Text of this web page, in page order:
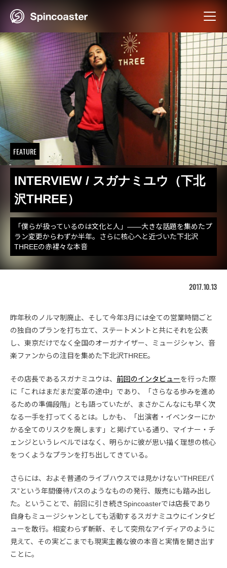
FEATURE
INTERVIEW / スガナミユウ（下北
沢THREE）
「僕らが扱っているのは文化と人」――大きな話題を集めたプ
ラン変更からわずか半年。さらに核心へと近づいた下北沢
THREEの赤裸々な本音
2017.10.13
昨年秋のノルマ制廃止、そして今年3月には全ての営業時間ごと
の独自のプランを打ち立て、ステートメントと共にそれを公表
し、東京だけでなく全国のオーガナイザー、ミュージシャン、音
楽ファンからの注目を集めた下北沢THREE。
その店長であるスガナミユウは、 前回のインタビューを行った際
に「これはまだまだ変革の途中」であり、「さらなる歩みを進め
るための準備段階」とも語っていたが、まさかこんなにも早く次
なる一手を打ってくるとは。しかも、「出演者・イベンターにか
かる全てのリスクを廃します」と掲げている通り、マイナー・チ
ェンジというレベルではなく、明らかに彼が思い描く理想の核心
をつくようなプランを打ち出してきている。
さらには、およそ普通のライブハウスでは見かけない”THREEパ
ス”という年間優待パスのようなものの発行、販売にも踏み出し
た。ということで、前回に引き続きSpincoasterでは店長であり
自身もミュージシャンとしても活動するスガナミユウにインタビ
ューを敢行。相変わらず斬新、そして突飛なアイディアのように
見えて、その実どこまでも現実主義な彼の本音と実情を聞き出す
ことに。